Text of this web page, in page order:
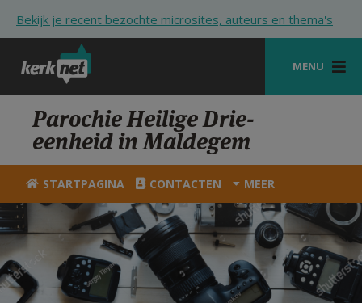
Bekijk je recent bezochte microsites, auteurs en thema's
MENU
STARTPAGINA
KERK
VIERINGEN
SHOP
ZOEKEN
HULP
Parochie Heilige Drie-
eenheid in Maldegem
STARTPAGINA CONTACTEN MEER